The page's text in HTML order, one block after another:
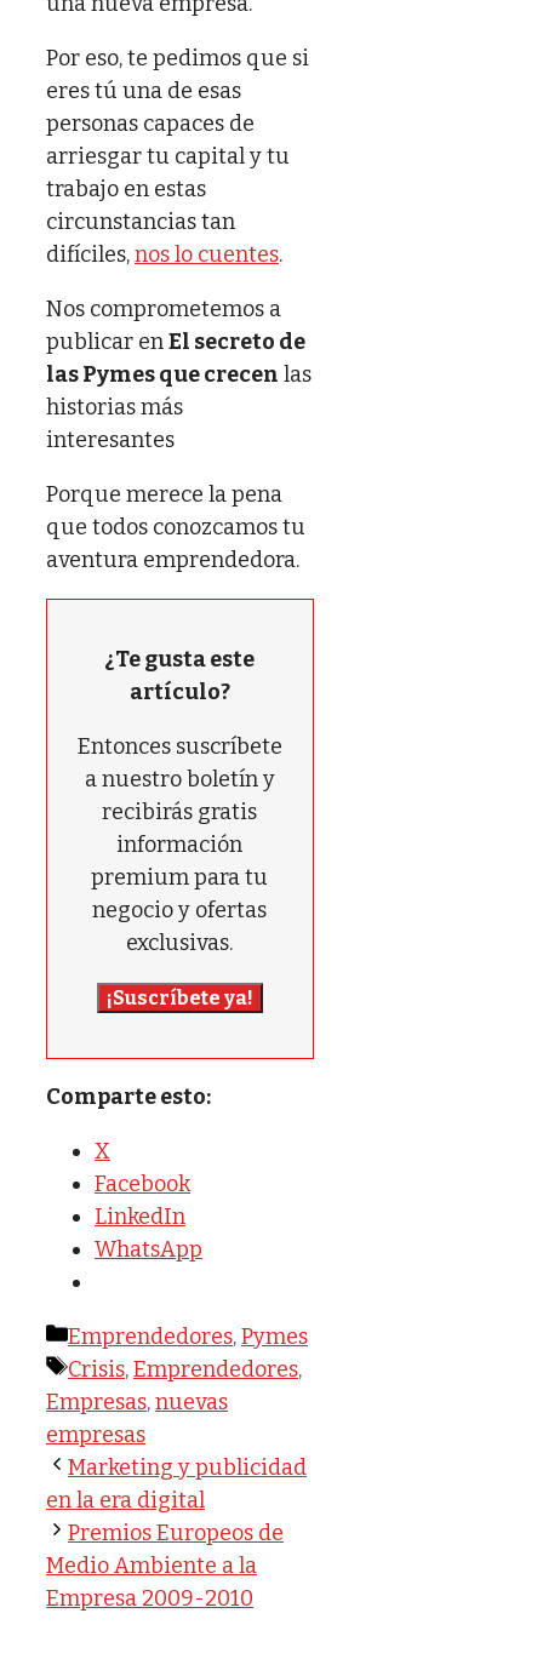
Por eso, te pedimos que si
eres tú una de esas
personas capaces de
arriesgar tu capital y tu
trabajo en estas
circunstancias tan
difíciles,nos lo cuentes.
Nos comprometemos a
publicar enEl secreto de
las Pymes que crecen las
historias más
interesantes
Porque merece la pena
que todos conozcamos tu
aventura emprendedora.
¿Te gusta este
artículo?
Entonces suscríbete
a nuestro boletín y
recibirás gratis
información
premium para tu
negocio y ofertas
exclusivas.
¡Suscríbete ya!
Comparte esto:
X
Facebook
LinkedIn
WhatsApp
Categorías
Emprendedores,Pymes
Etiquetas
Crisis,Emprendedores,
Empresas,nuevas
empresas
Marketing y publicidad
en la era digital
Premios Europeos de
Medio Ambiente a la
Empresa 2009-2010